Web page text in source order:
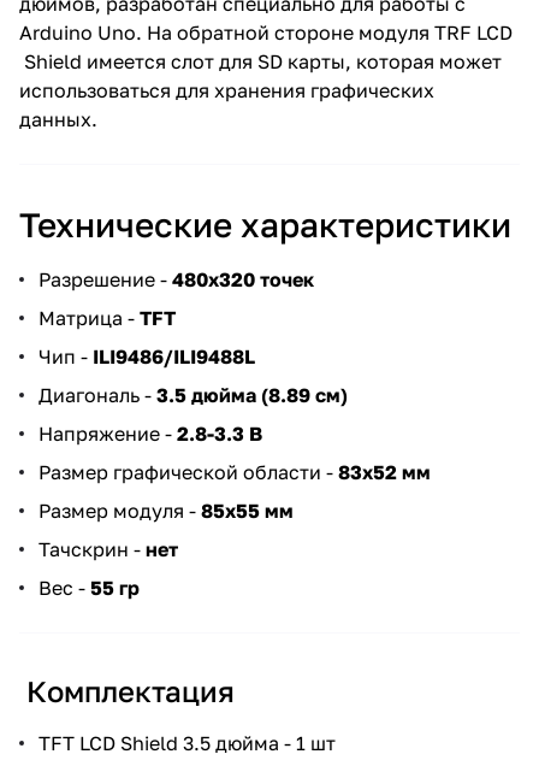
Arduino Uno. На обратной стороне модуля TRF LCD
Shield имеется слот для SD карты, которая может
использоваться для хранения графических
данных.
Технические характеристики
Разрешение - 480x320 точек
Матрица - TFT
Чип - ILI9486/ILI9488L
Диагональ - 3.5 дюйма (8.89 см)
Напряжение - 2.8-3.3 В
Размер графической области - 83x52 мм
Размер модуля - 85x55 мм
Тачскрин - нет
Вес - 55 гр
Комплектация
TFT LCD Shield 3.5 дюйма - 1 шт